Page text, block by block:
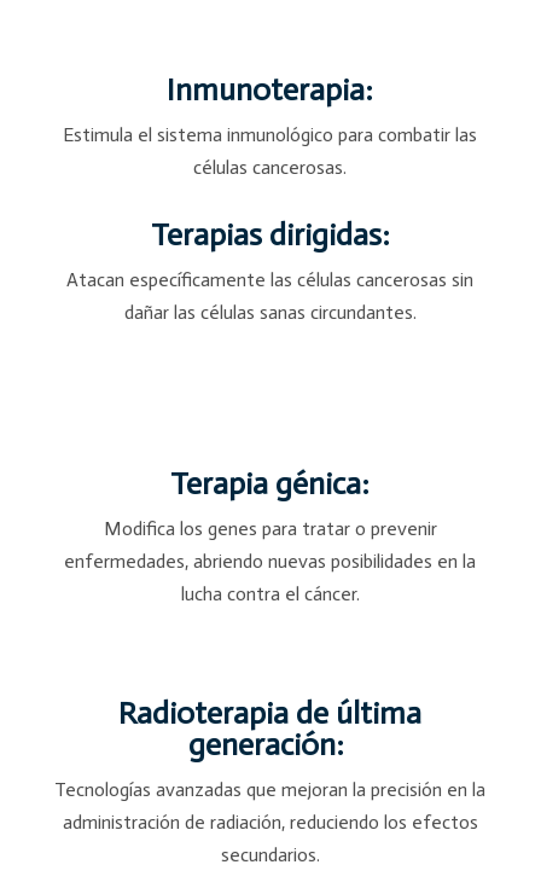
Inmunoterapia:
Estimula el sistema inmunológico para combatir las
células cancerosas.
Terapias dirigidas:
Atacan específicamente las células cancerosas sin
dañar las células sanas circundantes.
Terapia génica:
Modifica los genes para tratar o prevenir
enfermedades, abriendo nuevas posibilidades en la
lucha contra el cáncer.
Radioterapia de última
generación:
Tecnologías avanzadas que mejoran la precisión en la
administración de radiación, reduciendo los efectos
secundarios.